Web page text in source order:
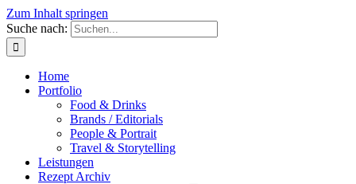
Zum Inhalt springen
Suche nach:
Home
Portfolio
Food & Drinks
Brands / Editorials
People & Portrait
Travel & Storytelling
Leistungen
Rezept Archiv